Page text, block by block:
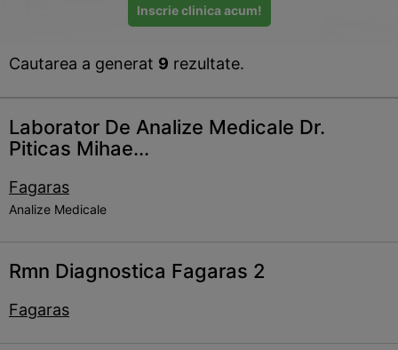
Inscrie clinica acum!
Cautarea a generat 9 rezultate.
Laborator De Analize Medicale Dr.
Piticas Mihae...
Fagaras
Analize Medicale
Rmn Diagnostica Fagaras 2
Fagaras